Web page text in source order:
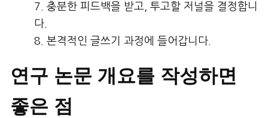
충분한 피드백을 받고, 투고할 저널을 결정합니
다.
본격적인 글쓰기 과정에 들어갑니다.
연구 논문 개요를 작성하면
좋은 점